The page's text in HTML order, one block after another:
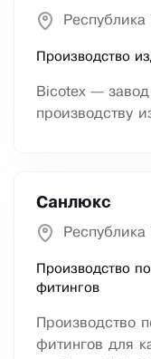
Производство
Bicotex —
производству
Санлюкс
Республика
Производство
фитингов
Производство
фитингов для